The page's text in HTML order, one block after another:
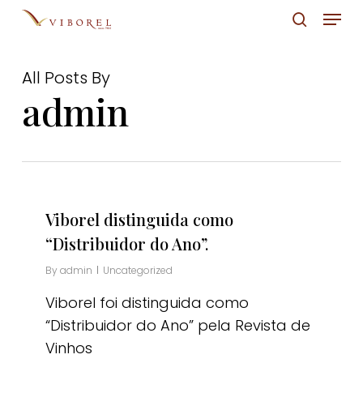
Skip
content
Menu
All Posts By
admin
Viborel distinguida como
“Distribuidor do Ano”.
By admin Uncategorized
Viborel foi distinguida como
“Distribuidor do Ano” pela Revista de
Vinhos